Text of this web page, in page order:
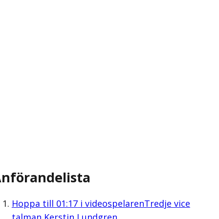
Hoppa till 01:17i videospelarenTredje vice